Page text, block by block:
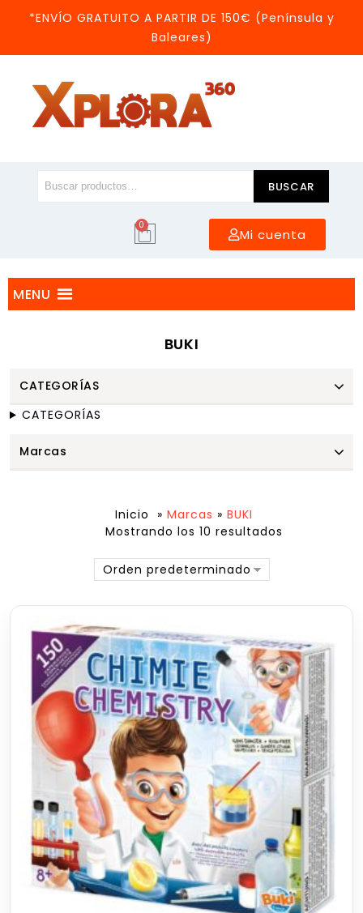
*ENVÍO GRATUITO A PARTIR DE 150€ (Península y
Baleares)
BUSCAR
0
Mi cuenta
MENU
BUKI
Inicio » Marcas » BUKI
Mostrando los 10 resultados
Orden predeterminado
CATEGORÍAS
CATEGORÍAS
Marcas